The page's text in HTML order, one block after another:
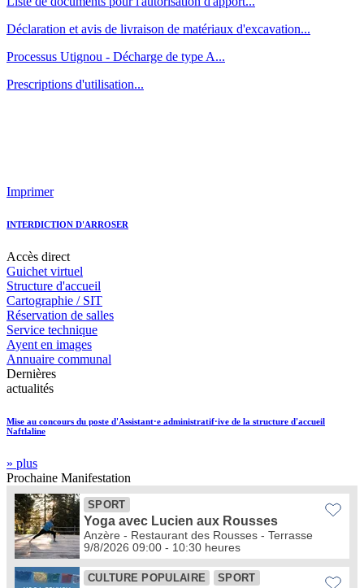
Déclaration et avis de livraison de matériaux d'excavation...
Processus Utignou - Décharge de type A...
Prescriptions d'utilisation...
Imprimer
INTERDICTION D'ARROSER
Accès direct
Guichet virtuel
Structure d'accueil
Cartographie / SIT
Réservation de salles
Service technique
Ayent en images
Annuaire communal
Dernières
actualités
Mise au concours du poste d'Assistant·e administratif·ive de la structure d'accueil
Naftlaline
» plus
Prochaine Manifestation